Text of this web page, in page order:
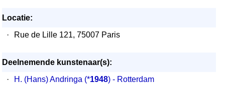
Locatie:
·
Rue de Lille 121, 75007 Paris
Deelnemende kunstenaar(s):
·
H. (Hans) Andringa (*1948) - Rotterdam